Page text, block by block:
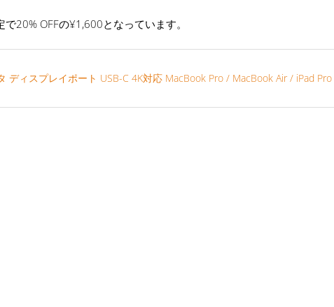
20% OFFの¥1,600となっています。
ディスプレイポート USB-C 4K対応 MacBook Pro / MacBook Air / iPad